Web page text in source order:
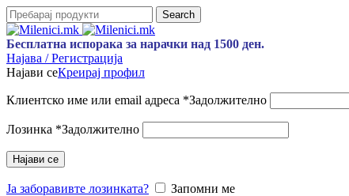
Search
Бесплатна испорака за нарачки над 1500 ден.
Најава / Регистрација
Најави сеКреирај профил
Клиентско име или email адреса *Задолжително
Лозинка *Задолжително
Најави се
Ја заборавивте лозинката?
Запомни ме